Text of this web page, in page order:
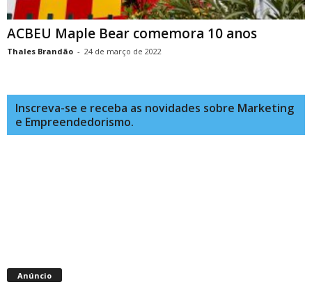
ACBEU Maple Bear comemora 10 anos
Thales Brandão - 24 de março de 2022
Inscreva-se e receba as novidades sobre Marketing
e Empreendedorismo.
Anúncio